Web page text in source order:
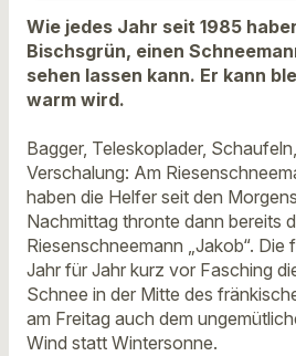
Wie jedes Jahr seit 1985
Bischsgrün, einen
sehen lassen kann. Er kann
warm wird.
Bagger, Teleskoplader,
Verschalung: Am
haben die Helfer seit den
Nachmittag thronte dann bereits
Riesenschneemann „Jakob“. Die
Jahr für Jahr kurz vor Fasching
Schnee in der Mitte des
am Freitag auch dem
Wind statt Wintersonne.